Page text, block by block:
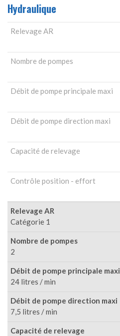
Hydraulique
Relevage AR
Nombre de pompes
Débit de pompe principale maxi
Débit de pompe direction maxi
Capacité de relevage
Contrôle position - effort
Relevage AR
Catégorie 1
Nombre de pompes
2
Débit de pompe principale maxi
24 litres / min
Débit de pompe direction maxi
7,5 litres / min
Capacité de relevage